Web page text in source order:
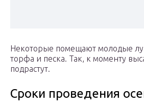
Некоторые помещают молодые
торфа и песка. Так, к моменту
подрастут.
Сроки проведения